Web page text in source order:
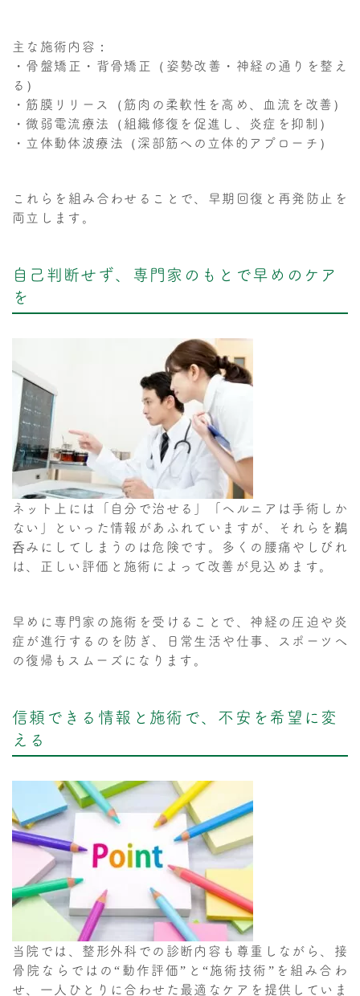
主な施術内容：
・骨盤矯正・背骨矯正（姿勢改善・神経の通りを整え
る）
・筋膜リリース（筋肉の柔軟性を高め、血流を改善）
・微弱電流療法（組織修復を促進し、炎症を抑制）
・立体動体波療法（深部筋への立体的アプローチ）
これらを組み合わせることで、早期回復と再発防止を
両立します。
自己判断せず、専門家のもとで早めのケア
を
ネット上には「自分で治せる」「ヘルニアは手術しか
ない」といった情報があふれていますが、それらを鵜
呑みにしてしまうのは危険です。多くの腰痛やしびれ
は、正しい評価と施術によって改善が見込めます。
早めに専門家の施術を受けることで、神経の圧迫や炎
症が進行するのを防ぎ、日常生活や仕事、スポーツへ
の復帰もスムーズになります。
信頼できる情報と施術で、不安を希望に変
える
当院では、整形外科での診断内容も尊重しながら、接
骨院ならではの“動作評価”と“施術技術”を組み合わ
せ、一人ひとりに合わせた最適なケアを提供していま